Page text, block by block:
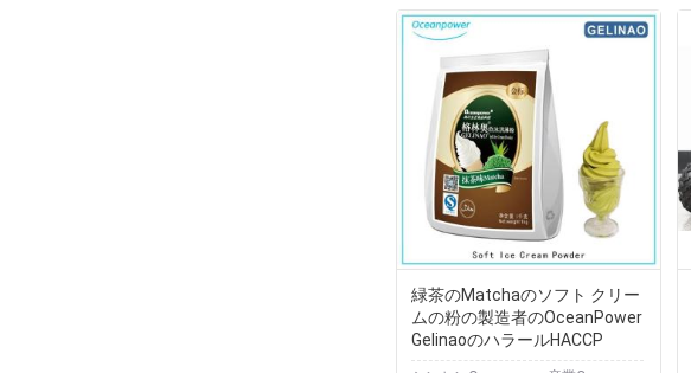
緑茶のMatchaのソフト クリー
ムの粉の製造者のOceanPower
GelinaoのハラールHACCP